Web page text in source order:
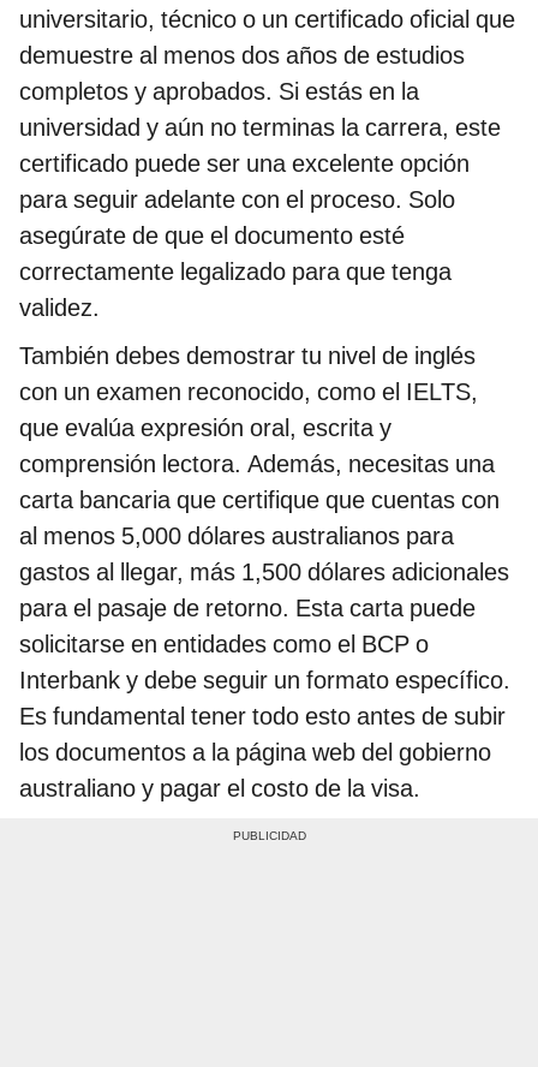
universitario, técnico o un certificado oficial que
demuestre al menos dos años de estudios
completos y aprobados. Si estás en la
universidad y aún no terminas la carrera, este
certificado puede ser una excelente opción
para seguir adelante con el proceso. Solo
asegúrate de que el documento esté
correctamente legalizado para que tenga
validez.
También debes demostrar tu nivel de inglés
con un examen reconocido, como el IELTS,
que evalúa expresión oral, escrita y
comprensión lectora. Además, necesitas una
carta bancaria que certifique que cuentas con
al menos 5,000 dólares australianos para
gastos al llegar, más 1,500 dólares adicionales
para el pasaje de retorno. Esta carta puede
solicitarse en entidades como el BCP o
Interbank y debe seguir un formato específico.
Es fundamental tener todo esto antes de subir
los documentos a la página web del gobierno
australiano y pagar el costo de la visa.